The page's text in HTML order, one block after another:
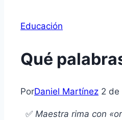
Educación
Qué
PorDaniel Martínez 2 de
✅ Maestra rima con